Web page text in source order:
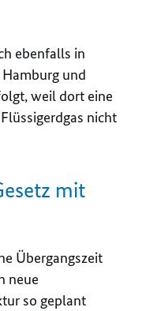
ebenfalls in
und
weil dort eine
nicht
mit
Übergangszeit
neue
so geplant